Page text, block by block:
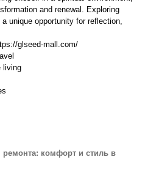
and renewal. Exploring
unique opportunity for reflection,
glseed-mall.com/
living
комфорт и стиль в